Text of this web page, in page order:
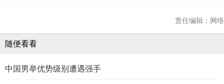
责任编辑：网络
随便看看
中国男举优势级别遭遇强手